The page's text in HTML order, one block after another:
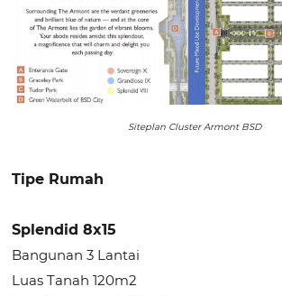
Siteplan Cluster Armont BSD
Tipe Rumah
Splendid 8x15
Bangunan 3 Lantai
Luas Tanah 120m2